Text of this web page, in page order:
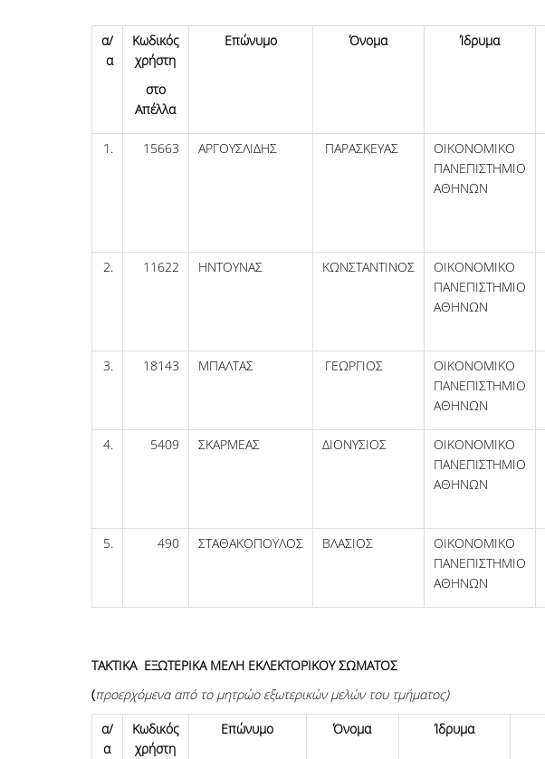
α/
α
Κωδικός
χρήστη
στο
Απέλλα
Επώνυμο Όνομα Ίδρυμα
1. 15663 ΑΡΓΟΥΣΛΙΔΗΣ ΠΑΡΑΣΚΕΥΑΣ
ΟΙΚΟΝΟΜΙΚΟ
ΠΑΝΕΠΙΣΤΗΜΙΟ
ΑΘΗΝΩΝ
2. 11622 ΗΝΤΟΥΝΑΣ ΚΩΝΣΤΑΝΤΙΝΟΣ
ΟΙΚΟΝΟΜΙΚΟ
ΠΑΝΕΠΙΣΤΗΜΙΟ
ΑΘΗΝΩΝ
3. 18143 ΜΠΑΛΤΑΣ ΓΕΩΡΓΙΟΣ
ΟΙΚΟΝΟΜΙΚΟ
ΠΑΝΕΠΙΣΤΗΜΙΟ
ΑΘΗΝΩΝ
4. 5409 ΣΚΑΡΜΕΑΣ ΔΙΟΝΥΣΙΟΣ
ΟΙΚΟΝΟΜΙΚΟ
ΠΑΝΕΠΙΣΤΗΜΙΟ
ΑΘΗΝΩΝ
5. 490 ΣΤΑΘΑΚΟΠΟΥΛΟΣ ΒΛΑΣΙΟΣ
ΟΙΚΟΝΟΜΙΚΟ
ΠΑΝΕΠΙΣΤΗΜΙΟ
ΑΘΗΝΩΝ
ΤΑΚΤΙΚΑ ΕΞΩΤΕΡΙΚΑ ΜΕΛΗ ΕΚΛΕΚΤΟΡΙΚΟΥ ΣΩΜΑΤΟΣ
(προερχόμενα από το μητρώο εξωτερικών μελών του τμήματος)
α/
α
Κωδικός
χρήστη
Επώνυμο Όνομα Ίδρυμα